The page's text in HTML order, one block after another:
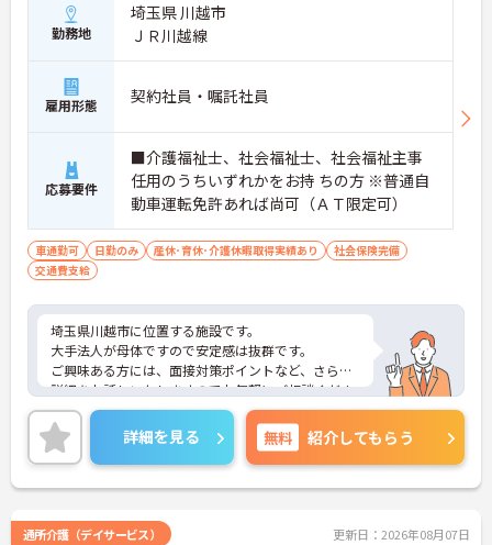
勤務地
埼玉県 川越市
ＪＲ川越線
雇用形態 契約社員・嘱託社員
応募要件
■介護福祉士、社会福祉士、社会福祉主事
任用のうちいずれかをお持 ちの方 ※普通自
動車運転免許あれば尚可（ＡＴ限定可）
車通勤可 日勤のみ 産休･育休･介護休暇取得実績あり
社会保険完備
交通費支給
埼玉県川越市に位置する施設です。
大手法人が母体ですので安定感は抜群です。
ご興味ある方には、面接対策ポイントなど、さらに
詳細をお話しいたしますのでお気軽にご相談くださ
い！
詳細を見る 無料 紹介してもらう
通所介護（デイサービス） 更新日：2026年08月07日